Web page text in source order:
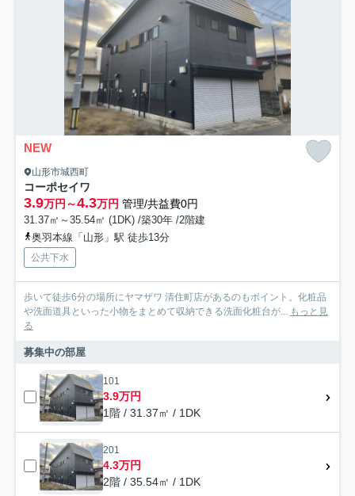
NEW
山形市城西町
コーポセイワ
3.9万円～4.3万円 管理/共益費0円
31.37㎡～35.54㎡ (1DK) /築30年 /2階建
奥羽本線「山形」駅 徒歩13分
公共下水
歩いて徒歩6分の場所にヤマザワ 清住町店があるのもポイント。化粧品
や洗面道具といった小物をまとめて収納できる洗面化粧台が...
もっと見
る
募集中の部屋
101
3.9万円
1階 / 31.37㎡ / 1DK
201
4.3万円
2階 / 35.54㎡ / 1DK